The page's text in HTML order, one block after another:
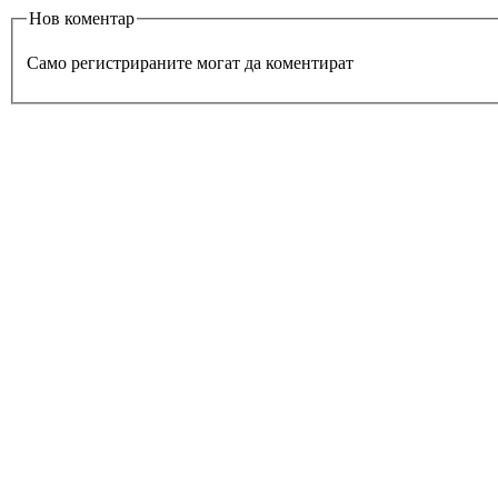
Нов коментар
Само регистрираните могат да коментират